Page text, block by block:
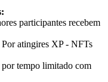
participantes recebem
Por atingires XP - NFTs
por tempo limitado com